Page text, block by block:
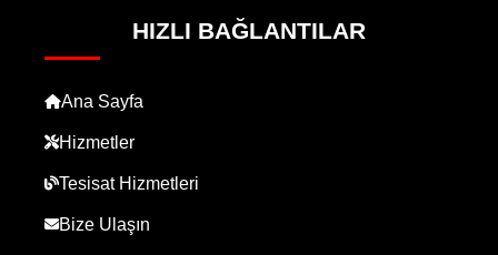
HIZLI BAĞLANTILAR
Ana Sayfa
Hizmetler
Tesisat Hizmetleri
Bize Ulaşın